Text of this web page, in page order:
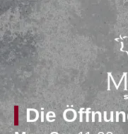
Die